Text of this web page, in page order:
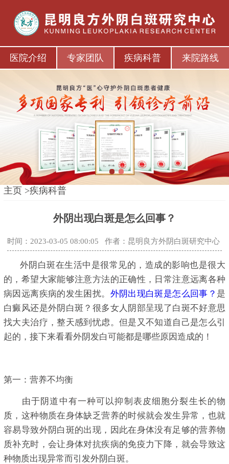
医院介绍 专家团队 疾病科普 来院路线
主页 >疾病科普
外阴出现白斑是怎么回事？
时间：2023-03-05 08:00:05 作者：昆明良方外阴白斑研究中心
外阴白斑在生活中是很常见的，造成的影响也是很大
的，希望大家能够注意方法的正确性，日常注意远离各种
病因远离疾病的发生困扰。 外阴出现白斑是怎么回事？ 是
白癜风还是外阴白斑？很多女人阴部呈现了白斑不好意思
找大夫治疗，整天感到忧虑。但是又不知道自己是怎么引
起的，接下来看看外阴发白可能都是哪些原因造成的！
第一：营养不均衡
由于阴道中有一种可以抑制表皮细胞分裂生长的物
质，这种物质在身体缺乏营养的时候就会发生异常，也就
容易导致外阴白斑的出现，因此在身体没有足够的营养物
质补充时，会让身体对抗疾病的免疫力下降，就会导致这
种物质出现异常而引发外阴白斑。